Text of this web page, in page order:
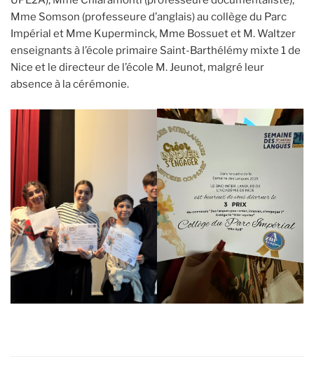
Mme Somson (professeure d’anglais) au collège du Parc
Impérial et Mme Kuperminck, Mme Bossuet et M. Waltzer
enseignants à l’école primaire Saint-Barthélémy mixte 1 de
Nice et le directeur de l’école M. Jeunot, malgré leur
absence à la cérémonie.